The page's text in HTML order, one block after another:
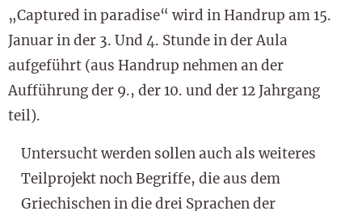
„Captured in paradise“ wird in Handrup am 15.
Januar in der 3. Und 4. Stunde in der Aula
aufgeführt (aus Handrup nehmen an der
Aufführung der 9., der 10. und der 12 Jahrgang
teil).
Untersucht werden sollen auch als weiteres
Teilprojekt noch Begriffe, die aus dem
Griechischen in die drei Sprachen der